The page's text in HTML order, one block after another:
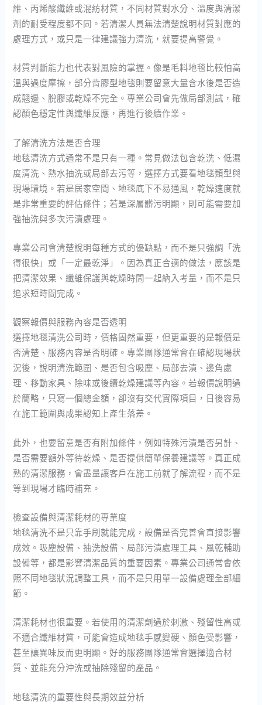
維、丙烯酸纖維或混紡材質，不同材質對水分、溫度與清潔
劑的耐受程度都不同。若清潔人員無法清楚說明材質對應的
處理方式，或只是一律建議強力清洗，就要提高警覺。
材質判斷能力也代表對風險的掌握。像是毛料地毯比較怕高
溫與過度摩擦，部分背膠型地毯則要留意大量含水後是否造
成翹邊、脫膠或乾燥不完全。專業公司會先做局部測試，確
認顏色穩定性與纖維反應，再進行後續作業。
了解清洗方法是否合理
地毯清洗方式通常不是只有一種。常見做法包含乾洗、低濕
度清洗、熱水抽洗或局部去污等，選擇方式要看地毯類型與
現場環境。若是居家空間、地毯底下不易通風，乾燥速度就
是非常重要的評估條件；若是深層髒污明顯，則可能需要加
強抽洗與多次污漬處理。
專業公司會清楚說明每種方式的優缺點，而不是只強調「洗
得很快」或「一定最乾淨」。因為真正合適的做法，應該是
把清潔效果、纖維保護與乾燥時間一起納入考量，而不是只
追求短時間完成。
觀察報價與服務內容是否透明
選擇地毯清洗公司時，價格固然重要，但更重要的是報價是
否清楚、服務內容是否明確。專業團隊通常會在確認現場狀
況後，說明清洗範圍、是否包含吸塵、局部去漬、邊角處
理、移動家具、除味或後續乾燥建議等內容。若報價說明過
於簡略，只寫一個總金額，卻沒有交代實際項目，日後容易
在施工範圍與成果認知上產生落差。
此外，也要留意是否有附加條件，例如特殊污漬是否另計、
是否需要額外等待乾燥、是否提供簡單保養建議等。真正成
熟的清潔服務，會盡量讓客戶在施工前就了解流程，而不是
等到現場才臨時補充。
檢查設備與清潔耗材的專業度
地毯清洗不是只靠手刷就能完成，設備是否完善會直接影響
成效。吸塵設備、抽洗設備、局部污漬處理工具、風乾輔助
設備等，都是影響清潔品質的重要因素。專業公司通常會依
照不同地毯狀況調整工具，而不是只用單一設備處理全部細
節。
清潔耗材也很重要。若使用的清潔劑過於刺激、殘留性高或
不適合纖維材質，可能會造成地毯手感變硬、顏色受影響，
甚至讓異味反而更明顯。好的服務團隊通常會選擇適合材
質、並能充分沖洗或抽除殘留的產品。
地毯清洗的重要性與長期效益分析